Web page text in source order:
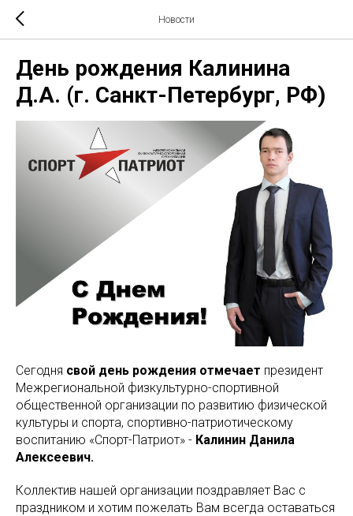
Новости
День рождения Калинина
Д.А. (г. Санкт-Петербург, РФ)
Сегодня свой день рождения отмечает президент
Межрегиональной физкультурно-спортивной
общественной организации по развитию физической
культуры и спорта, спортивно-патриотическому
воспитанию «Спорт-Патриот» - Калинин Данила
Алексеевич.
Коллектив нашей организации поздравляет Вас с
праздником и хотим пожелать Вам всегда оставаться